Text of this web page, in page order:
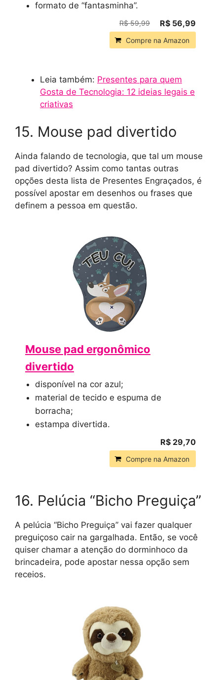
formato de “fantasminha”.
R$ 59,99 R$ 56,99
Compre na Amazon
Leia também: Presentes para quem
Gosta de Tecnologia: 12 ideias legais e
criativas
15. Mouse pad divertido
Ainda falando de tecnologia, que tal um mouse
pad divertido? Assim como tantas outras
opções desta lista de Presentes Engraçados, é
possível apostar em desenhos ou frases que
definem a pessoa em questão.
Mouse pad ergonômico
divertido
disponível na cor azul;
material de tecido e espuma de
borracha;
estampa divertida.
R$ 29,70
Compre na Amazon
16. Pelúcia “Bicho Preguiça”
A pelúcia “Bicho Preguiça” vai fazer qualquer
preguiçoso cair na gargalhada. Então, se você
quiser chamar a atenção do dorminhoco da
brincadeira, pode apostar nessa opção sem
receios.